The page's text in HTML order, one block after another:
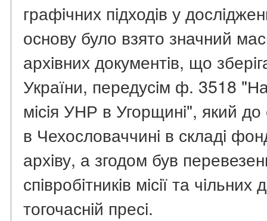
графiчних пiдходiв у
основу було взято значний
архiвних документiв, що
України, передусiм ф. 3518
мiсiя УНР в Угорщинi", який до
в Чехословаччинi в складi
архiву, а згодом був
спiвробiтникiв мiсiї та чiльних
тогочаснiй пресi.